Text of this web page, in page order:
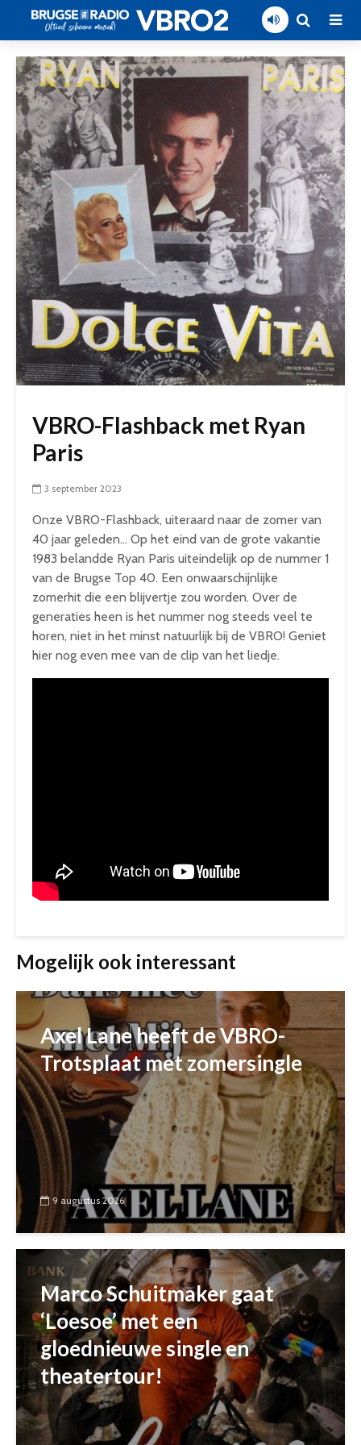
VBRO-Flashback met Ryan
Paris
3 september 2023
Onze VBRO-Flashback, uiteraard naar de zomer van
40 jaar geleden… Op het eind van de grote vakantie
1983 belandde Ryan Paris uiteindelijk op de nummer 1
van de Brugse Top 40. Een onwaarschijnlijke
zomerhit die een blijvertje zou worden. Over de
generaties heen is het nummer nog steeds veel te
horen, niet in het minst natuurlijk bij de VBRO! Geniet
hier nog even mee van de clip van het liedje.
Mogelijk ook interessant
Axel Lane heeft de VBRO-
Trotsplaat met zomersingle
9 augustus 2026
Marco Schuitmaker gaat
‘Loesoe’ met een
gloednieuwe single en
theatertour!